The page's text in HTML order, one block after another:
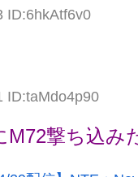
ID:6hkAtf6v0
ID:taMdo4p90
撃ち込み